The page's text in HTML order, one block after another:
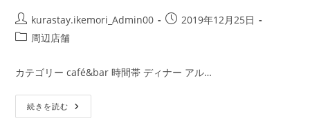
kurastay.ikemori_Admin00
2019年12月25日
周辺店舗
カテゴリー café&bar 時間帯 ディナー アル…
続きを読む